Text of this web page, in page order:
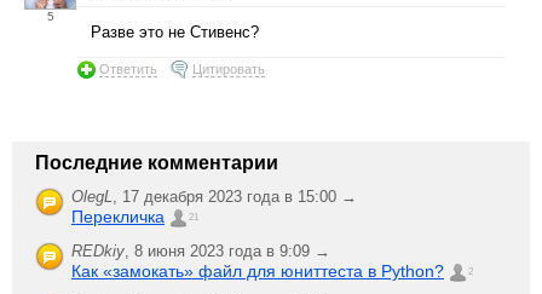
5
Разве это не Стивенс?
Ответить Цитировать
Последние комментарии
OlegL 17 декабря 2023 года в 15:00 →
Перекличка 21
REDkiy 8 июня 2023 года в 9:09 →
Как «замокать» файл для юниттеста в Python? 2